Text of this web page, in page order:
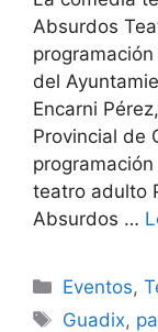
Absurdos
del
Encarni
Provincial de
teatro adulto
Absurdos …
Categorías
Eventos,
Etiquetas
Guadix,